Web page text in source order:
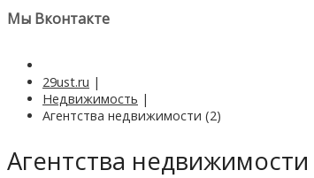
Мы Вконтакте
29ust.ru |
Недвижимость |
Агентства недвижимости (2)
Агентства недвижимости